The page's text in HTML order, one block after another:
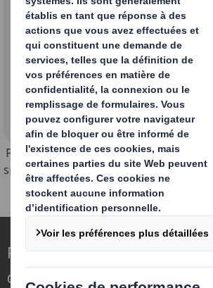
Autres (offres de services /
Demandes d'informations)
Pour vos candidatures
spontanées:
Repenser l’emballage pour
change